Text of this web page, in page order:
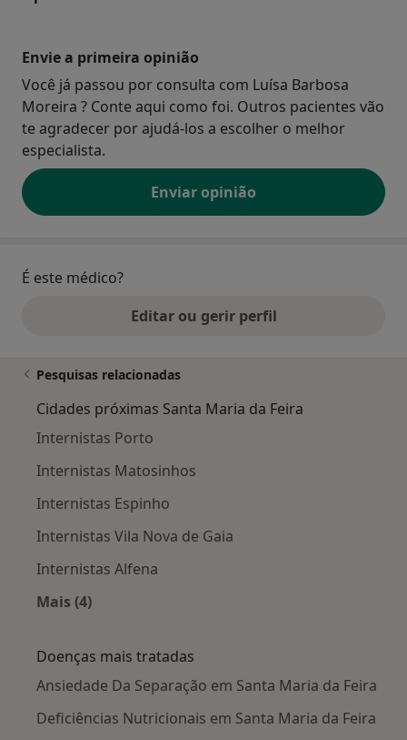
Envie a primeira opinião
Você já passou por consulta com Luísa Barbosa
Moreira ? Conte aqui como foi. Outros pacientes vão
te agradecer por ajudá-los a escolher o melhor
especialista.
Enviar opinião
É este médico?
Editar ou gerir perfil
Pesquisas relacionadas
Cidades próximas Santa Maria da Feira
Internistas Porto
Internistas Matosinhos
Internistas Espinho
Internistas Vila Nova de Gaia
Internistas Alfena
Mais (4)
Doenças mais tratadas
Ansiedade Da Separação em Santa Maria da Feira
Deficiências Nutricionais em Santa Maria da Feira